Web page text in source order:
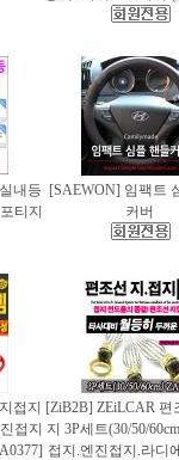
내등
티지
[SAEWON] 임팩트
커버
접지
접지
[ZiB2B] ZEiLCAR 편
지 3P세트(30/50/
접지.엔진접지.라디